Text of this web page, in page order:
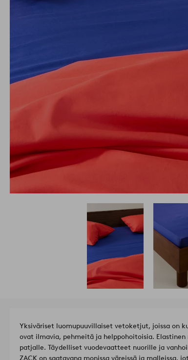
Yksiväriset luomupuuvillaiset vetoketjut, joissa on
ovat ilmavia, pehmeitä ja helppohoitoisia.
patjalle. Täydelliset vuodevaatteet nuorille ja
ZACK on saatavana monissa väreissä ja malleissa,